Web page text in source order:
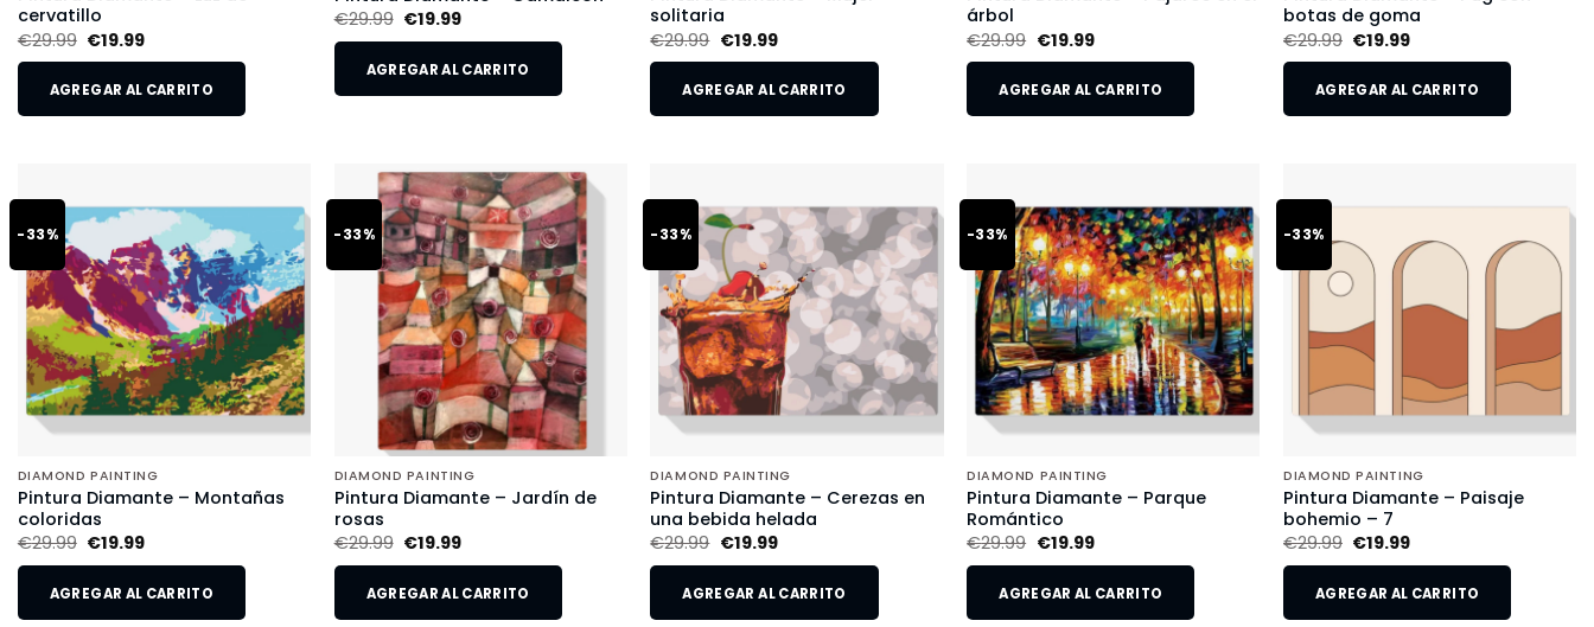
cervatillo
€29.99 €19.99
AGREGAR AL CARRITO
€29.99 €19.99
AGREGAR AL CARRITO
solitaria
€29.99 €19.99
AGREGAR AL CARRITO
árbol
€29.99 €19.99
AGREGAR AL CARRITO
botas de goma
€29.99 €19.99
AGREGAR AL CARRITO
-33%
DIAMOND PAINTING
Pintura Diamante – Montañas
coloridas
€29.99 €19.99
AGREGAR AL CARRITO
-33%
DIAMOND PAINTING
Pintura Diamante – Jardín de
rosas
€29.99 €19.99
AGREGAR AL CARRITO
-33%
DIAMOND PAINTING
Pintura Diamante – Cerezas en
una bebida helada
€29.99 €19.99
AGREGAR AL CARRITO
-33%
DIAMOND PAINTING
Pintura Diamante – Parque
Romántico
€29.99 €19.99
AGREGAR AL CARRITO
-33%
DIAMOND PAINTING
Pintura Diamante – Paisaje
bohemio – 7
€29.99 €19.99
AGREGAR AL CARRITO